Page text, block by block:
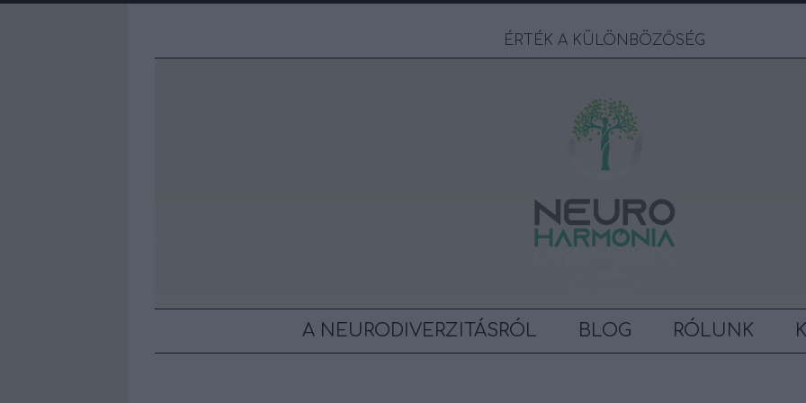
ÉRTÉK A KÜLÖNBÖZŐSÉG
A NEURODIVERZITÁSRÓL BLOG RÓLUNK